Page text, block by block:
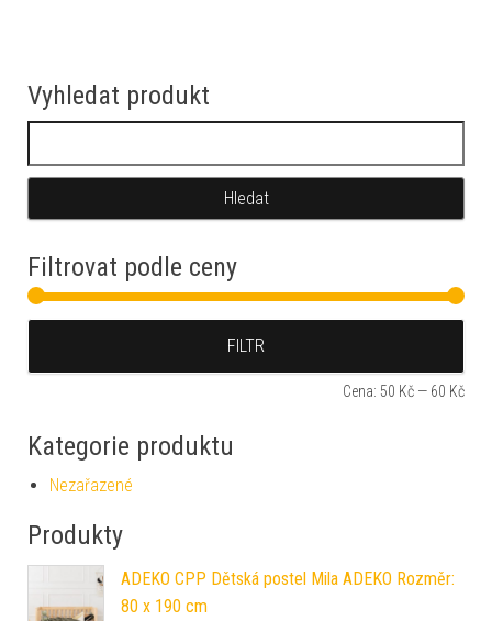
Vyhledat produkt
Filtrovat podle ceny
FILTR
Cena: 50 Kč — 60 Kč
Kategorie produktu
Nezařazené
Produkty
ADEKO CPP Dětská postel Mila ADEKO Rozměr:
80 x 190 cm